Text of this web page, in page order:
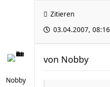
Zitieren
03.04.2007, 08:16
Nobby
von Nobby